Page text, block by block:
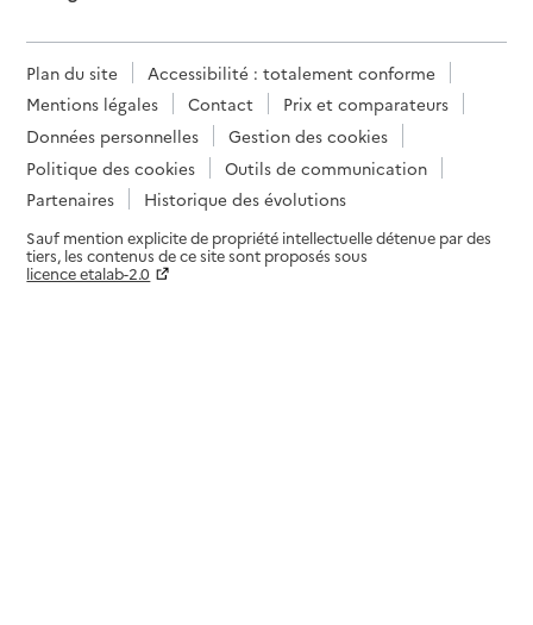
Plan du site
Accessibilité : totalement conforme
Mentions légales
Contact
Prix et comparateurs
Données personnelles
Gestion des cookies
Politique des cookies
Outils de communication
Partenaires
Historique des évolutions
Sauf mention explicite de propriété intellectuelle détenue par des
tiers, les contenus de ce site sont proposés sous
licence etalab-2.0